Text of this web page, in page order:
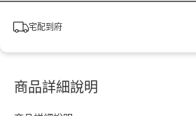
宅配到府
商品詳細說明